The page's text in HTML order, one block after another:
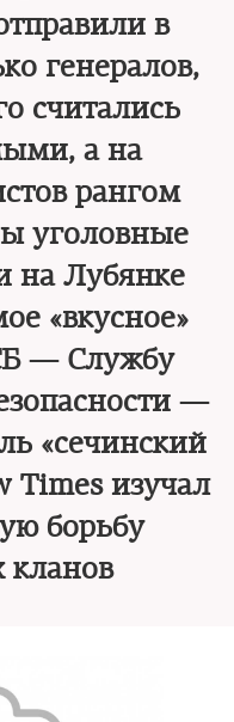
в
генералов,
считались
а на
рангом
уголовные
на Лубянке
«вкусное»
— Службу
—
«сечинский
Times изучал
борьбу
кланов